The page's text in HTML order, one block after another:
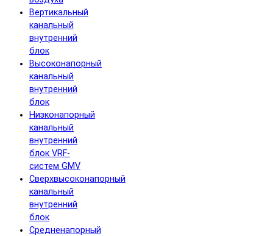
Вертикальный
канальный
внутренний
блок
Высоконапорный
канальный
внутренний
блок
Низконапорный
канальный
внутренний
блок VRF-
систем GMV
Сверхвысоконапорный
канальный
внутренний
блок
Средненапорный